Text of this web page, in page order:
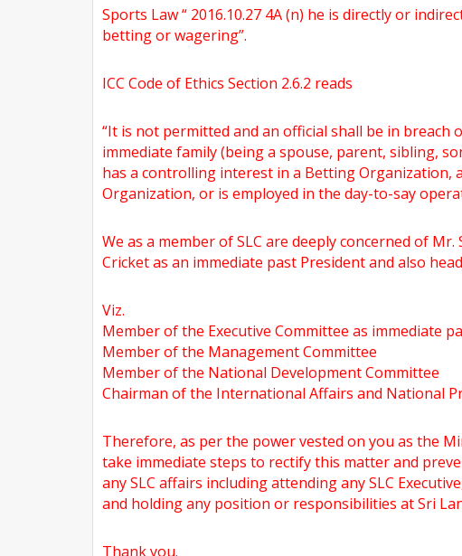
Sports Law “ 2016.10.27 4A (n) he is directly or
betting or wagering”.
ICC Code of Ethics Section 2.6.2 reads
“It is not permitted and an official shall be in breach
immediate family (being a spouse, parent, sibling,
has a controlling interest in a Betting
Organization, or is employed in the day-to-say
We as a member of SLC are deeply concerned of
Cricket as an immediate past President and also
Viz.
Member of the Executive Committee as immediate
Member of the Management Committee
Member of the National Development Committee
Chairman of the International Affairs and National
Therefore, as per the power vested on you as the
take immediate steps to rectify this matter and
any SLC affairs including attending any SLC
and holding any position or responsibilities at Sri
Thank you.